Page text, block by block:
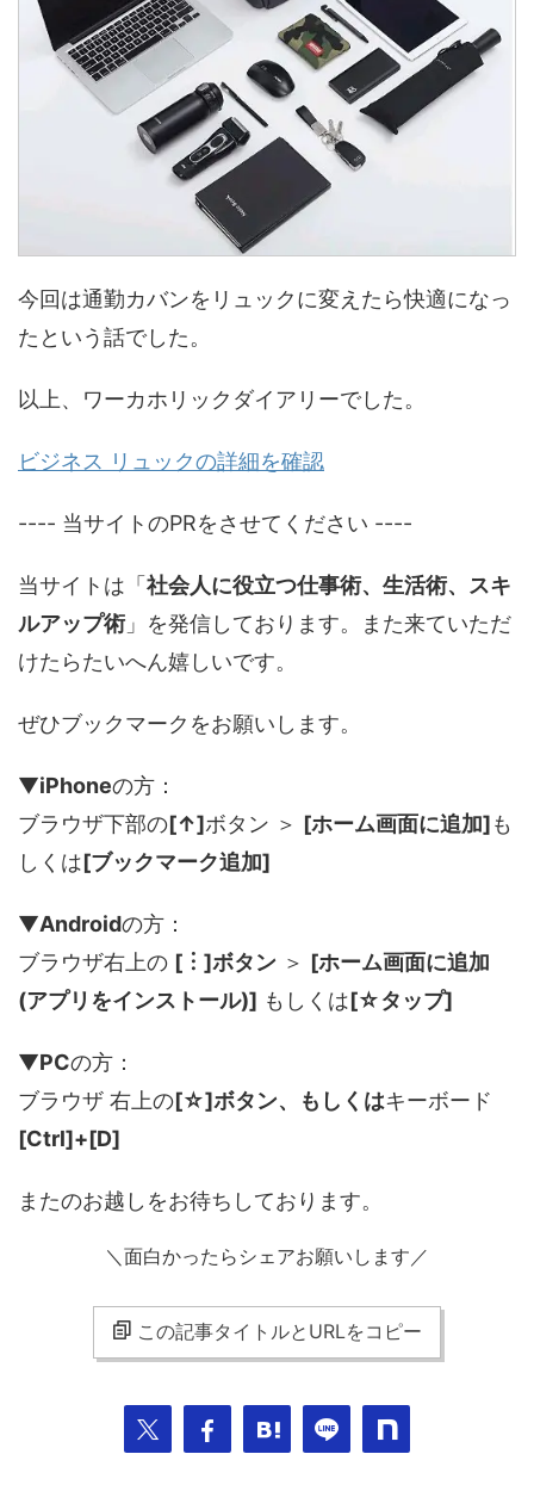
今回は通勤カバンをリュックに変えたら快適になっ
たという話でした。
以上、ワーカホリックダイアリーでした。
ビジネス リュックの詳細を確認
---- 当サイトのPRをさせてください ----
当サイトは「社会人に役立つ仕事術、生活術、スキ
ルアップ術」を発信しております。また来ていただ
けたらたいへん嬉しいです。
ぜひブックマークをお願いします。
▼iPhoneの方：
ブラウザ下部の[↑]ボタン ＞ [ホーム画面に追加]も
しくは[ブックマーク追加]
▼Androidの方：
ブラウザ右上の [︙]ボタン ＞ [ホーム画面に追加
(アプリをインストール)] もしくは[☆タップ]
▼PCの方：
ブラウザ 右上の[☆]ボタン、もしくはキーボード
[Ctrl]+[D]
またのお越しをお待ちしております。
＼面白かったらシェアお願いします／
この記事タイトルとURLをコピー